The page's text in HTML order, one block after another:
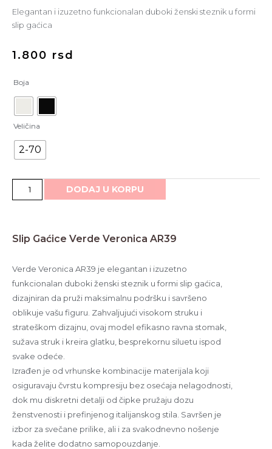
Elegantan i izuzetno funkcionalan duboki ženski steznik u formi
slip gaćica
1.800 rsd
Boja
Veličina
2-70
Slip Gaćice Verde Veronica AR39
Verde Veronica AR39 je elegantan i izuzetno
funkcionalan duboki ženski steznik u formi slip gaćica,
dizajniran da pruži maksimalnu podršku i savršeno
oblikuje vašu figuru. Zahvaljujući visokom struku i
strateškom dizajnu, ovaj model efikasno ravna stomak,
sužava struk i kreira glatku, besprekornu siluetu ispod
svake odeće.
Izrađen je od vrhunske kombinacije materijala koji
osiguravaju čvrstu kompresiju bez osećaja nelagodnosti,
dok mu diskretni detalji od čipke pružaju dozu
ženstvenosti i prefinjenog italijanskog stila. Savršen je
izbor za svečane prilike, ali i za svakodnevno nošenje
kada želite dodatno samopouzdanje.